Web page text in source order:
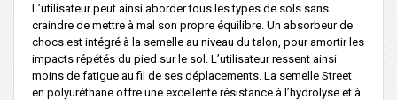
L’utilisateur peut ainsi aborder tous les types de sols sans
craindre de mettre à mal son propre équilibre. Un absorbeur de
chocs est intégré à la semelle au niveau du talon, pour amortir les
impacts répétés du pied sur le sol. L’utilisateur ressent ainsi
moins de fatigue au fil de ses déplacements. La semelle Street
en polyuréthane offre une excellente résistance à l’hydrolyse et à